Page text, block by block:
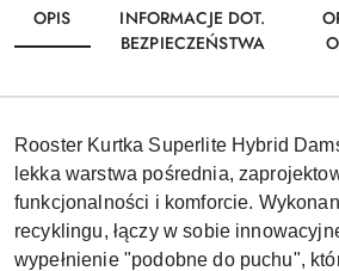
OPIS
INFORMACJE DOT.
BEZPIECZEŃSTWA
Rooster Kurtka Superlite Hybrid
lekka warstwa pośrednia,
funkcjonalności i komforcie.
recyklingu, łączy w sobie
wypełnienie "podobne do puchu",